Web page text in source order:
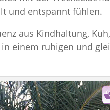
und entspannt fühlen.
aus Kindhaltung,
einem ruhigen und